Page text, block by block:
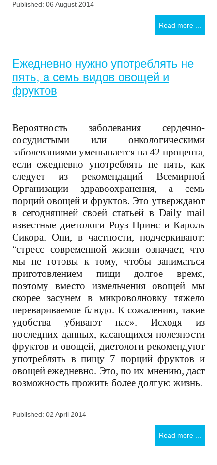
Published: 06 August 2014
Read more ...
Ежедневно нужно употреблять не
пять, а семь видов овощей и
фруктов
Вероятность заболевания сердечно-
сосудистыми или онкологическими
заболеваниями уменьшается на 42 процента,
если ежедневно употреблять не пять, как
следует из рекомендаций Всемирной
Организации здравоохранения, а семь
порций овощей и фруктов. Это утверждают
в сегодняшней своей статьей в Daily mail
известные диетологи Роуз Принс и Кароль
Сикора. Они, в частности, подчеркивают:
“стресс современной жизни означает, что
мы не готовы к тому, чтобы заниматься
приготовлением пищи долгое время,
поэтому вместо измельчения овощей мы
скорее засунем в микроволновку тяжело
перевариваемое блюдо. К сожалению, такие
удобства убивают нас». Исходя из
последних данных, касающихся полезности
фруктов и овощей, диетологи рекомендуют
употреблять в пищу 7 порций фруктов и
овощей ежедневно. Это, по их мнению, даст
возможность прожить более долгую жизнь.
Published: 02 April 2014
Read more ...